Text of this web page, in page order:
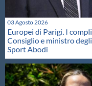
03 Agosto 2026
Europei di Parigi. I
Consiglio e ministro
Sport Abodi